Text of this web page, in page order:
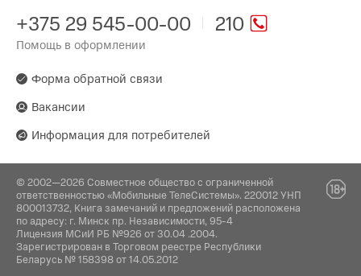
Cтанция Мини
Комплектация:
Встроенный голосовой помощник:
Яндекс Алиса
Умный дом с Алисой
Производитель:
Werftestrasse 4, 6005 Luzern. Яндекс
Сервисез АГ, Швейцария, Верфтештрассе 4,
6005 Люцерн.
Поставщик:
Гатово, д. 5, пом. 78, 223017
210
+375 29 545-00-00
Помощь в оформлении
Форма обратной связи
Вакансии
Информация для потребителей
© 2002—2026 Совместное общество с ограниченной
ответственностью «Мобильные ТелеСистемы». 220012 УНП
800013732, Книга замечаний и предложений расположена
по адресу: г. Минск пр. Независимости, 95-4
Лицензия МСиИ РБ №926 от 30.04 .2004.
Зарегистрирован в Торговом реестре Республики
Беларусь № 158398 от 14.05.2012